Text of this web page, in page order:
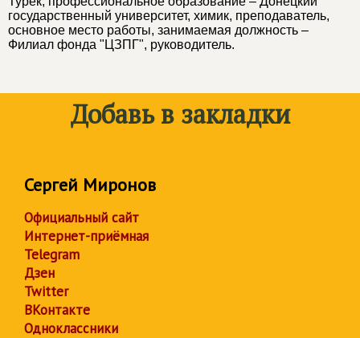
государственный университет, химик, преподаватель,
основное место работы, занимаемая должность –
Филиал фонда "ЦЗПГ", руководитель.
Добавь в закладки
Сергей Миронов
Официальный сайт
Интернет-приёмная
Telegram
Дзен
Twitter
ВКонтакте
Одноклассники